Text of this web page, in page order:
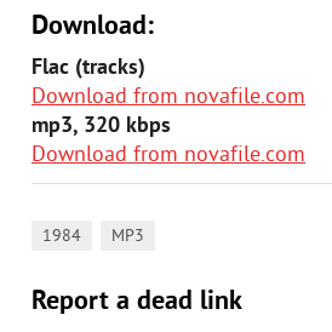
Download:
Flac (tracks)
Download from novafile.com
mp3, 320 kbps
Download from novafile.com
1984 MP3
Report a dead link